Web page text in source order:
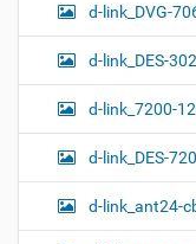
d-link_DVG-
d-link_DES-
d-link_7200-
d-link_DES-
d-link_ant24-